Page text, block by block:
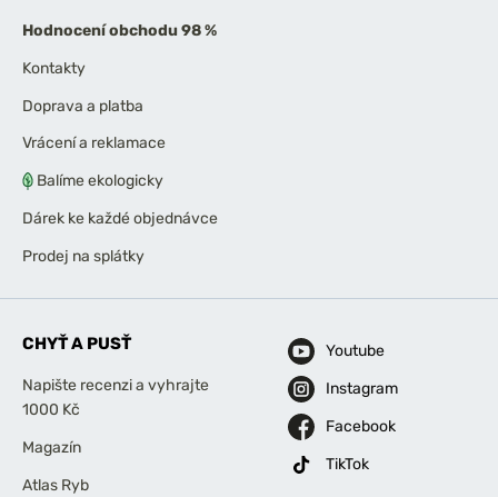
Hodnocení obchodu 98 %
Kontakty
Doprava a platba
Vrácení a reklamace
Balíme ekologicky
Dárek ke každé objednávce
Prodej na splátky
CHYŤ A PUSŤ
Napište recenzi a vyhrajte
1000 Kč
Magazín
Atlas Ryb
Youtube
Instagram
Facebook
TikTok